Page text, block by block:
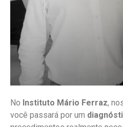
No Instituto Mário Ferraz,
você passará por um